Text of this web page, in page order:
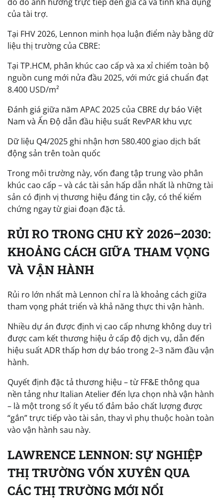
do đó ảnh hưởng trực tiếp đến giá cả và tính khả dụng
của tài trợ.
Tại FHV 2026, Lennon minh họa luận điểm này bằng dữ
liệu thị trường của CBRE:
Tại TP.HCM, phân khúc cao cấp và xa xỉ chiếm toàn bộ
nguồn cung mới nửa đầu 2025, với mức giá chuẩn đạt
8.400 USD/m²
Đánh giá giữa năm APAC 2025 của CBRE dự báo Việt
Nam và Ấn Độ dẫn đầu hiệu suất RevPAR khu vực
Dữ liệu Q4/2025 ghi nhận hơn 580.400 giao dịch bất
động sản trên toàn quốc
Trong môi trường này, vốn đang tập trung vào phân
khúc cao cấp – và các tài sản hấp dẫn nhất là những tài
sản có định vị thương hiệu đáng tin cậy, có thể kiểm
chứng ngay từ giai đoạn đặc tả.
RỦI RO TRONG CHU KỲ 2026–2030:
KHOẢNG CÁCH GIỮA THAM VỌNG
VÀ VẬN HÀNH
Rủi ro lớn nhất mà Lennon chỉ ra là khoảng cách giữa
tham vọng phát triển và khả năng thực thi vận hành.
Nhiều dự án được định vị cao cấp nhưng không duy trì
được cam kết thương hiệu ở cấp độ dịch vụ, dẫn đến
hiệu suất ADR thấp hơn dự báo trong 2–3 năm đầu vận
hành.
Quyết định đặc tả thương hiệu – từ FF&E thông qua
nền tảng như Italian Atelier đến lựa chọn nhà vận hành
– là một trong số ít yếu tố đảm bảo chất lượng được
“gắn” trực tiếp vào tài sản, thay vì phụ thuộc hoàn toàn
vào vận hành sau này.
LAWRENCE LENNON: SỰ NGHIỆP
THỊ TRƯỜNG VỐN XUYÊN QUA
CÁC THỊ TRƯỜNG MỚI NỔI